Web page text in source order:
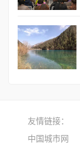
友情链接：
中国城市网